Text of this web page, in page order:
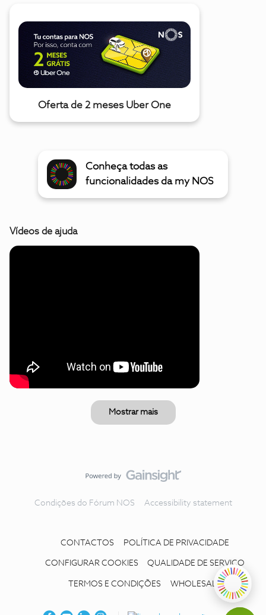
Oferta de 2 meses Uber One
Conheça todas as
funcionalidades da my NOS
Vídeos de ajuda
Mostrar mais
Condições do Fórum NOS Accessibility statement
CONTACTOS POLÍTICA DE PRIVACIDADE
CONFIGURAR COOKIES QUALIDADE DE SERVIÇO
TERMOS E CONDIÇÕES WHOLESALE